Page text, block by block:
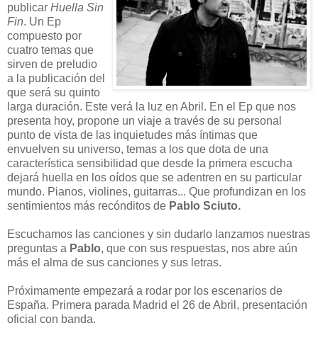
publicar Huella Sin
Fin. Un Ep
compuesto por
cuatro temas que
sirven de preludio
a la publicación del
que será su quinto
larga duración. Este verá la luz en Abril. En el Ep que nos
presenta hoy, propone un viaje a través de su personal
punto de vista de las inquietudes más íntimas que
envuelven su universo, temas a los que dota de una
característica sensibilidad que desde la primera escucha
dejará huella en los oídos que se adentren en su particular
mundo. Pianos, violines, guitarras... Que profundizan en los
sentimientos más recónditos de Pablo Sciuto.
Escuchamos las canciones y sin dudarlo lanzamos nuestras
preguntas a Pablo, que con sus respuestas, nos abre aún
más el alma de sus canciones y sus letras.
Próximamente empezará a rodar por los escenarios de
España. Primera parada Madrid el 26 de Abril, presentación
oficial con banda.